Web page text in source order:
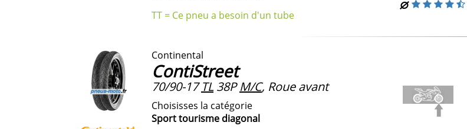
TT = Ce pneu a besoin d'un tube
Continental
ContiStreet
70/90-17 TL38P M/C, Roue avant
Choisisses la catégorie
Sport tourisme diagonal